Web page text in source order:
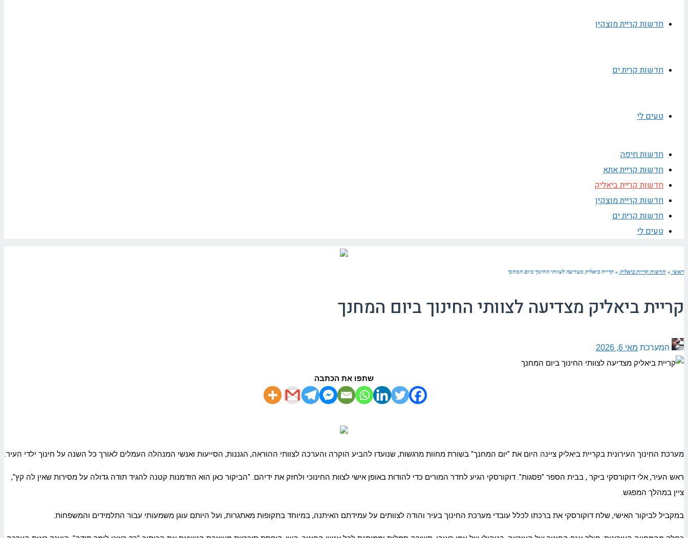
חדשות קריית מוצקין
חדשות קרית ים
טעים לי
חדשות חיפה
חדשות קריית אתא
חדשות קריית ביאליק
חדשות קריית מוצקין
חדשות קרית ים
טעים לי
ראשי » חדשות קריית ביאליק » קריית ביאליק מצדיעה לצוותי החינוך ביום המחנך
קריית ביאליק מצדיעה לצוותי החינוך ביום המחנך
המערכת מאי 6, 2026
שתפו את הכתבה
מערכת החינוך העירונית בקריית ביאליק ציינה היום את "יום המחנך" בשורת מחוות מרגשות, שנועדו להביע הוקרה והערכה לצוותי ההוראה, הגננות, הסייעות ואנשי המנהלה העמלים לאורך כל השנה על חינוך ילדי העיר.
ראש העיר, אלי דוקורסקי ביקר , בבית הספר "פסגות". דוקורסקי הגיע לחדר המורים כדי להודות באופן אישי לצוות החינוכי ולחזק את ידיהם. "הביקור כאן הוא הזדמנות קטנה להגיד תודה גדולה על מסירות שאין לה קץ",
ציין במהלך המפגש.
במקביל לביקור האישי, שלח דוקורסקי את ברכתו לכלל עובדי מערכת החינוך בעיר והודה לצוותים על עמידתם האיתנה, במיוחד בתקופות מאתגרות, ועל היותם עוגן משמעותי עבור התלמידים והמשפחות.